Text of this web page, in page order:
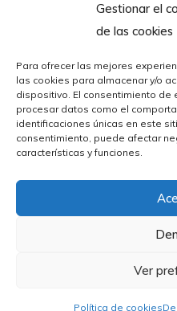
Gestionar el
de las cookies
Para ofrecer las mejores
las cookies para almacenar y/o
dispositivo. El consentimiento
procesar datos como el
identificaciones únicas en este
consentimiento, puede afectar
características y funciones.
Ver
Política de cookies
¿Hablamos?
624 51 12 10
© 2026 Hostelería